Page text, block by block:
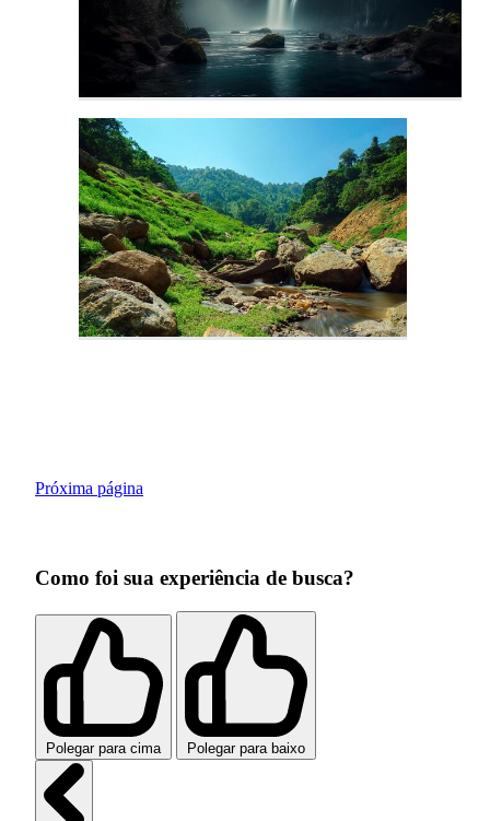
Próxima página
Como foi sua experiência de busca?
Polegar para cima Polegar para baixo